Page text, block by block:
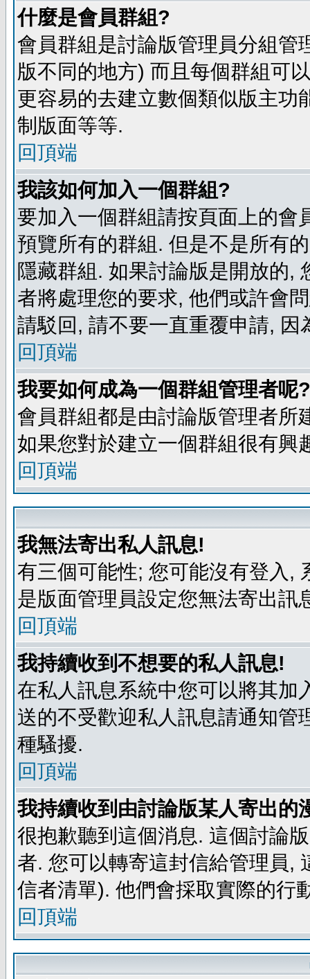
什麼是會員群組?
會員群組是討論版管理員分組管
版不同的地方) 而且每個群組可
更容易的去建立數個類似版主功
制版面等等.
回頂端
我該如何加入一個群組?
要加入一個群組請按頁面上的會
預覽所有的群組. 但是不是所有
隱藏群組. 如果討論版是開放的,
者將處理您的要求, 他們或許會
請駁回, 請不要一直重覆申請, 因
回頂端
我要如何成為一個群組管理者呢?
會員群組都是由討論版管理者所
如果您對於建立一個群組很有興
回頂端
我無法寄出私人訊息!
有三個可能性; 您可能沒有登入,
是版面管理員設定您無法寄出訊
回頂端
我持續收到不想要的私人訊息!
在私人訊息系統中您可以將其加
送的不受歡迎私人訊息請通知管
種騷擾.
回頂端
我持續收到由討論版某人寄出的
很抱歉聽到這個消息. 這個討論
者. 您可以轉寄這封信給管理員,
信者清單). 他們會採取實際的行
回頂端